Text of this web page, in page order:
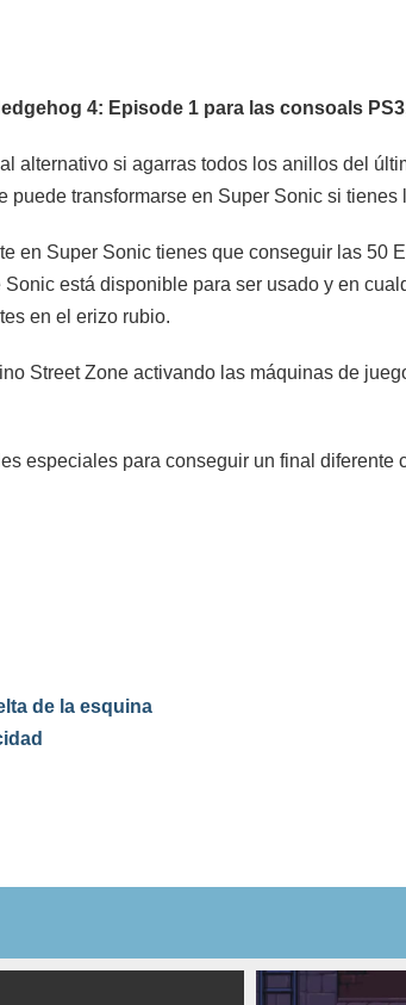
4: Episode 1 para las consoals
alternativo si agarras todos los anillos del
puede transformarse en Super Sonic si tienes
en Super Sonic tienes que conseguir las 50
está disponible para ser usado y en
en el erizo rubio.
Street Zone activando las máquinas de
especiales para conseguir un final diferente
de la esquina